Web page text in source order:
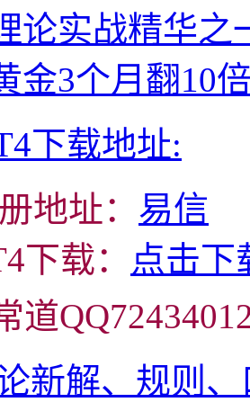
论实战精华
金3个月翻10
下载地址:
地址： 易信
下载： 点击下
道
新解、规则